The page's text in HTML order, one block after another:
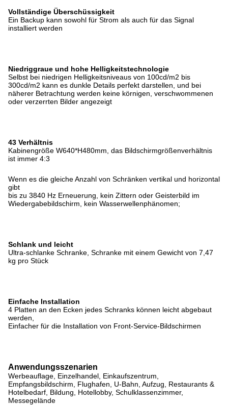
Vollständige Überschüssigkeit
Ein Backup kann sowohl für Strom als auch für das Signal
installiert werden
Niedriggraue und hohe Helligkeitstechnologie
Selbst bei niedrigen Helligkeitsniveaus von 100cd/m2 bis
300cd/m2 kann es dunkle Details perfekt darstellen, und bei
näherer Betrachtung werden keine körnigen, verschwommenen
oder verzerrten Bilder angezeigt
43 Verhältnis
Kabinengröße W640*H480mm, das Bildschirmgrößenverhältnis
ist immer 4:3
Wenn es die gleiche Anzahl von Schränken vertikal und horizontal
gibt
bis zu 3840 Hz Erneuerung, kein Zittern oder Geisterbild im
Wiedergabebildschirm, kein Wasserwellenphänomen;
Schlank und leicht
Ultra-schlanke Schranke, Schranke mit einem Gewicht von 7,47
kg pro Stück
Einfache Installation
4 Platten an den Ecken jedes Schranks können leicht abgebaut
werden,
Einfacher für die Installation von Front-Service-Bildschirmen
Anwendungsszenarien
Werbeauflage, Einzelhandel, Einkaufszentrum,
Empfangsbildschirm, Flughafen, U-Bahn, Aufzug, Restaurants &
Hotelbedarf, Bildung, Hotellobby, Schulklassenzimmer,
Messegelände